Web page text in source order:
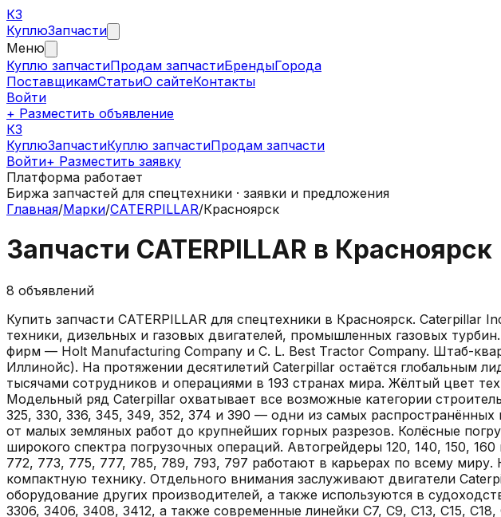
КЗ
КуплюЗапчасти
Меню
Куплю запчастиПродам запчастиБрендыГорода
ПоставщикамСтатьиО сайтеКонтакты
Войти
+ Разместить объявление
КЗ
КуплюЗапчастиКуплю запчастиПродам запчасти
Войти+ Разместить заявку
Платформа работает
Биржа запчастей для спецтехники · заявки и предложения
Главная/Марки/CATERPILLAR/Красноярск
Запчасти CATERPILLAR в Красноярск
8 объявлений
Купить запчасти CATERPILLAR для спецтехники в Красноярск. Caterpillar
техники, дизельных и газовых двигателей, промышленных газовых
фирм — Holt Manufacturing Company и C. L. Best Tractor Company. Штаб-
Иллинойс). На протяжении десятилетий Caterpillar остаётся глобальным
тысячами сотрудников и операциями в 193 странах мира. Жёлтый цвет
Модельный ряд Caterpillar охватывает все возможные категории
325, 330, 336, 345, 349, 352, 374 и 390 — одни из самых
от малых земляных работ до крупнейших горных разрезов. Колёсные
широкого спектра погрузочных операций. Автогрейдеры 120, 140, 150,
772, 773, 775, 777, 785, 789, 793, 797 работают в карьерах по всему
компактную технику. Отдельного внимания заслуживают двигатели
оборудование других производителей, а также используются в
3306, 3406, 3408, 3412, а также современные линейки C7, C9, C13, C15,